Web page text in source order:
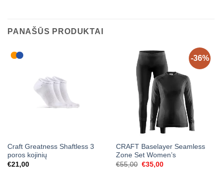
PANAŠŪS PRODUKTAI
Craft Greatness Shaftless 3
poros kojinių
€21,00
-36%
CRAFT Baselayer Seamless
Zone Set Women’s
€55,00 Original
€35,00Current